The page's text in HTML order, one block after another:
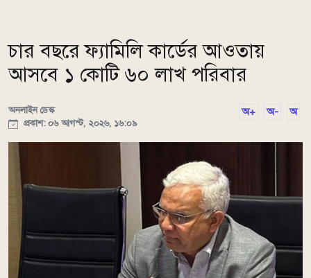
চার বছরে ফ্যামিলি কার্ডের আওতায়
আসবে ১ কোটি ৬০ লাখ পরিবার
অনলাইন ডেস্ক
প্রকাশ: ০৬ আগস্ট, ২০২৬, ১৬:০৯
অ+ অ- অ